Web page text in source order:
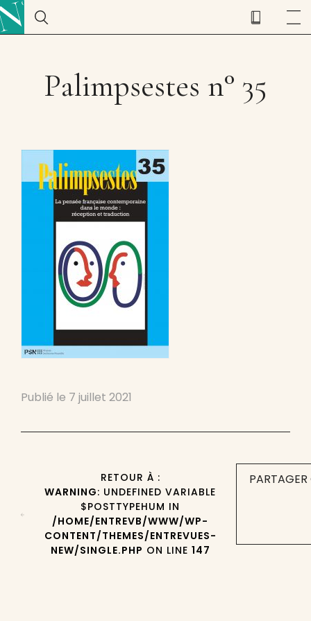
Palimpsestes n° 35
Publié le 7 juillet 2021
RETOUR À :
WARNING: UNDEFINED VARIABLE
$POSTTYPEHUM IN
/HOME/ENTREVB/WWW/WP-
CONTENT/THEMES/ENTREVUES-
NEW/SINGLE.PHP ON LINE 147